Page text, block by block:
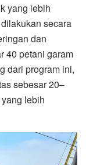
yang lebih
secara
dan
40 petani garam
dari program ini,
sebesar 20–
lebih